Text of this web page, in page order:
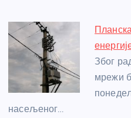
Због
мрежи
насељеног…